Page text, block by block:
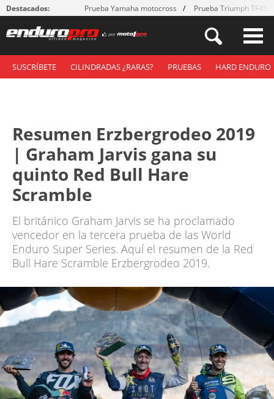
Destacados: Prueba Yamaha motocross Prueba Triumph
SUSCRÍBETE CILINDRADAS ¿RARAS? PRUEBAS HARD ENDURO
Resumen Erzbergrodeo 2019
| Graham Jarvis gana su
quinto Red Bull Hare
Scramble
El británico Graham Jarvis se ha proclamado
vencedor en la tercera prueba de las World
Enduro Super Series. Aquí el resumen de la Red
Bull Hare Scramble Erzbergrodeo 2019.